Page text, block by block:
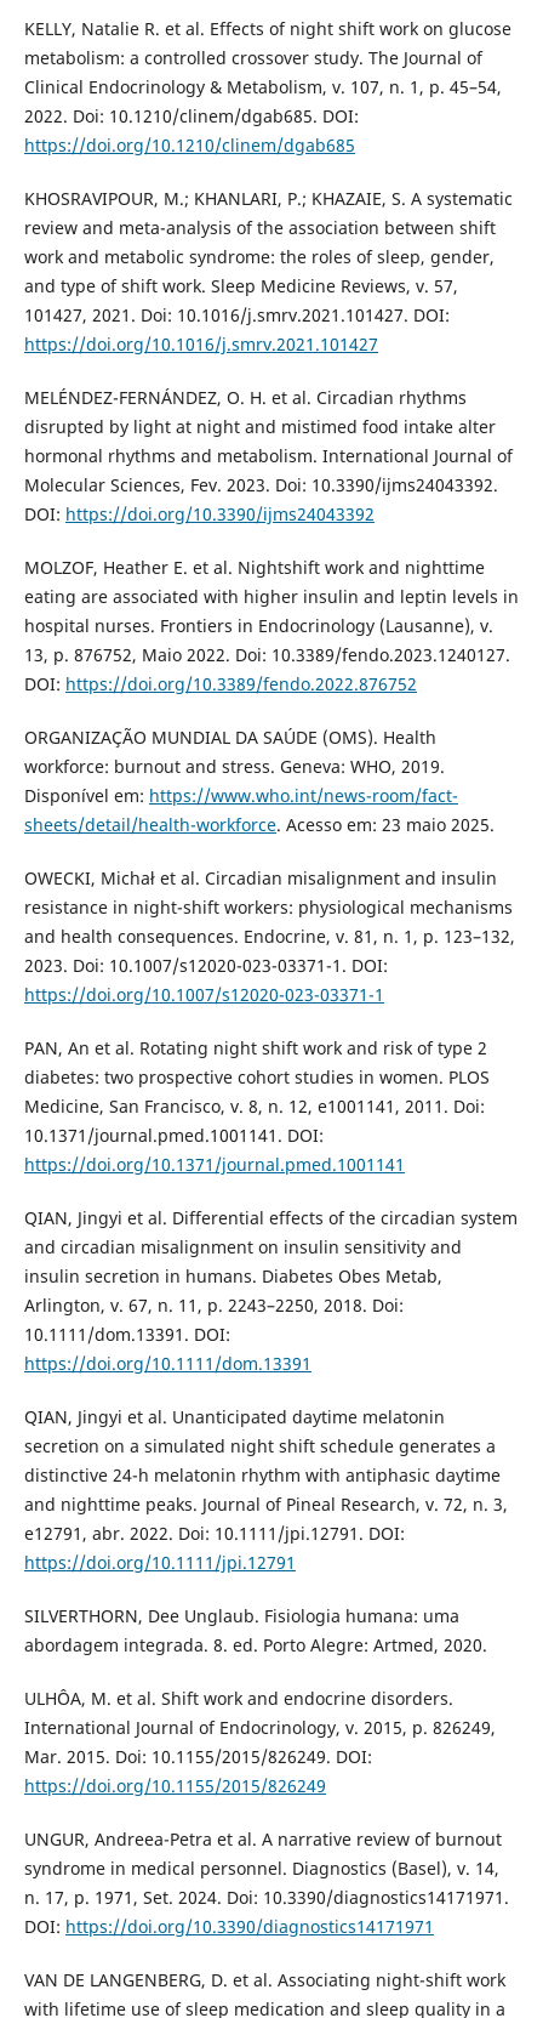
KELLY, Natalie R. et al. Effects of night shift work on glucose
metabolism: a controlled crossover study. The Journal of
Clinical Endocrinology & Metabolism, v. 107, n. 1, p. 45–54,
2022. Doi: 10.1210/clinem/dgab685. DOI:
https://doi.org/10.1210/clinem/dgab685
KHOSRAVIPOUR, M.; KHANLARI, P.; KHAZAIE, S. A systematic
review and meta-analysis of the association between shift
work and metabolic syndrome: the roles of sleep, gender,
and type of shift work. Sleep Medicine Reviews, v. 57,
101427, 2021. Doi: 10.1016/j.smrv.2021.101427. DOI:
https://doi.org/10.1016/j.smrv.2021.101427
MELÉNDEZ-FERNÁNDEZ, O. H. et al. Circadian rhythms
disrupted by light at night and mistimed food intake alter
hormonal rhythms and metabolism. International Journal of
Molecular Sciences, Fev. 2023. Doi: 10.3390/ijms24043392.
DOI: https://doi.org/10.3390/ijms24043392
MOLZOF, Heather E. et al. Nightshift work and nighttime
eating are associated with higher insulin and leptin levels in
hospital nurses. Frontiers in Endocrinology (Lausanne), v.
13, p. 876752, Maio 2022. Doi: 10.3389/fendo.2023.1240127.
DOI: https://doi.org/10.3389/fendo.2022.876752
ORGANIZAÇÃO MUNDIAL DA SAÚDE (OMS). Health
workforce: burnout and stress. Geneva: WHO, 2019.
Disponível em: https://www.who.int/news-room/fact-
sheets/detail/health-workforce. Acesso em: 23 maio 2025.
OWECKI, Michał et al. Circadian misalignment and insulin
resistance in night-shift workers: physiological mechanisms
and health consequences. Endocrine, v. 81, n. 1, p. 123–132,
2023. Doi: 10.1007/s12020-023-03371-1. DOI:
https://doi.org/10.1007/s12020-023-03371-1
PAN, An et al. Rotating night shift work and risk of type 2
diabetes: two prospective cohort studies in women. PLOS
Medicine, San Francisco, v. 8, n. 12, e1001141, 2011. Doi:
10.1371/journal.pmed.1001141. DOI:
https://doi.org/10.1371/journal.pmed.1001141
QIAN, Jingyi et al. Differential effects of the circadian system
and circadian misalignment on insulin sensitivity and
insulin secretion in humans. Diabetes Obes Metab,
Arlington, v. 67, n. 11, p. 2243–2250, 2018. Doi:
10.1111/dom.13391. DOI:
https://doi.org/10.1111/dom.13391
QIAN, Jingyi et al. Unanticipated daytime melatonin
secretion on a simulated night shift schedule generates a
distinctive 24-h melatonin rhythm with antiphasic daytime
and nighttime peaks. Journal of Pineal Research, v. 72, n. 3,
e12791, abr. 2022. Doi: 10.1111/jpi.12791. DOI:
https://doi.org/10.1111/jpi.12791
SILVERTHORN, Dee Unglaub. Fisiologia humana: uma
abordagem integrada. 8. ed. Porto Alegre: Artmed, 2020.
ULHÔA, M. et al. Shift work and endocrine disorders.
International Journal of Endocrinology, v. 2015, p. 826249,
Mar. 2015. Doi: 10.1155/2015/826249. DOI:
https://doi.org/10.1155/2015/826249
UNGUR, Andreea-Petra et al. A narrative review of burnout
syndrome in medical personnel. Diagnostics (Basel), v. 14,
n. 17, p. 1971, Set. 2024. Doi: 10.3390/diagnostics14171971.
DOI: https://doi.org/10.3390/diagnostics14171971
VAN DE LANGENBERG, D. et al. Associating night-shift work
with lifetime use of sleep medication and sleep quality in a